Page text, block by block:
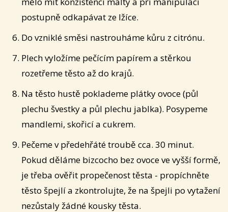
postupně odkapávat ze lžíce.
Do vzniklé směsi nastrouháme kůru z citrónu.
Plech vyložíme pečícím papírem a stěrkou
rozetřeme těsto až do krajů.
Na těsto hustě poklademe plátky ovoce (půl
plechu švestky a půl plechu jablka). Posypeme
mandlemi, skořicí a cukrem.
Pečeme v předehřáté troubě cca. 30 minut.
Pokud děláme bizcocho bez ovoce ve vyšší formě,
je třeba ověřit propečenost těsta - propíchněte
těsto špejlí a zkontrolujte, že na špejli po vytažení
nezůstaly žádné kousky těsta.